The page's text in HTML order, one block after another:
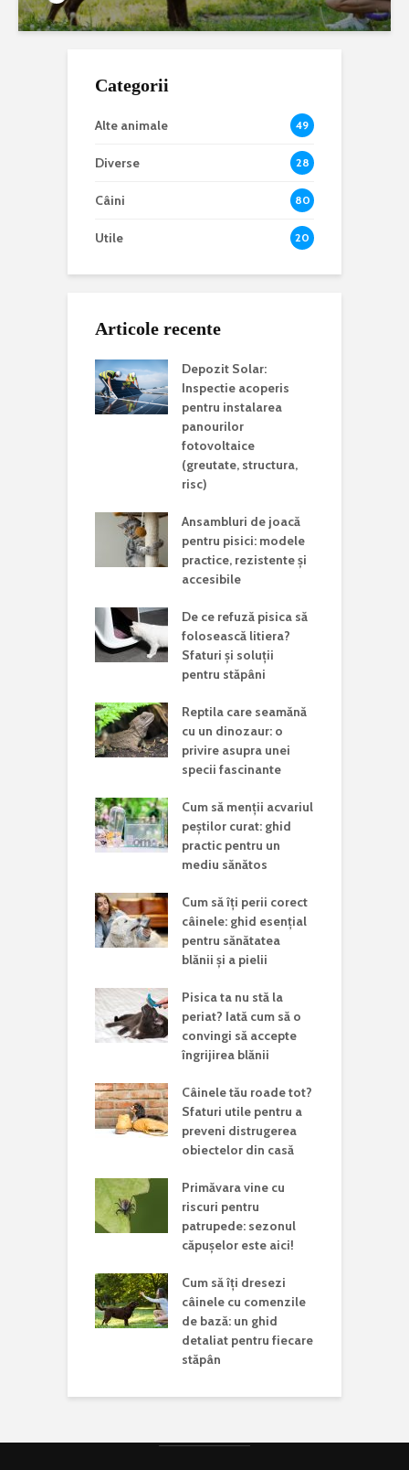
Categorii
Alte animale 49
Diverse 28
Câini 80
Utile 20
Articole recente
Depozit Solar:
Inspectie acoperis
pentru instalarea
panourilor
fotovoltaice
(greutate, structura,
risc)
Ansambluri de joacă
pentru pisici: modele
practice, rezistente și
accesibile
De ce refuză pisica să
folosească litiera?
Sfaturi și soluții
pentru stăpâni
Reptila care seamănă
cu un dinozaur: o
privire asupra unei
specii fascinante
Cum să menții acvariul
peștilor curat: ghid
practic pentru un
mediu sănătos
Cum să îți perii corect
câinele: ghid esențial
pentru sănătatea
blănii și a pielii
Pisica ta nu stă la
periat? Iată cum să o
convingi să accepte
îngrijirea blănii
Câinele tău roade tot?
Sfaturi utile pentru a
preveni distrugerea
obiectelor din casă
Primăvara vine cu
riscuri pentru
patrupede: sezonul
căpușelor este aici!
Cum să îți dresezi
câinele cu comenzile
de bază: un ghid
detaliat pentru fiecare
stăpân